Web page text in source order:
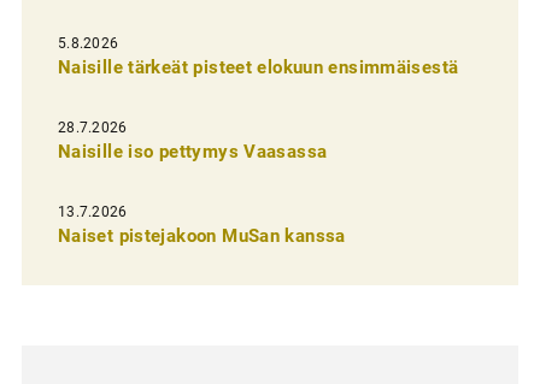
l
i
e
n
e
5.8.2026
Naisille tärkeät pisteet elokuun ensimmäisestä
28.7.2026
Naisille iso pettymys Vaasassa
13.7.2026
Naiset pistejakoon MuSan kanssa